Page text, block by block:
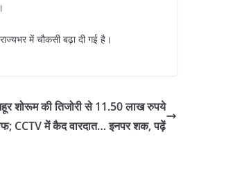
में चौकसी बढ़ा दी गई है।
शोरूम की तिजोरी से 11.50 लाख रुपये
CCTV में कैद वारदात… इनपर शक, पढ़ें